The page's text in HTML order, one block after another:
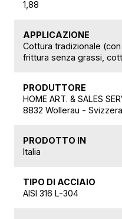
1,88
APPLICAZIONE
Cottura tradizionale
frittura senza grassi,
PRODUTTORE
HOME ART. & SALES
8832 Wollerau - Svizzera
PRODOTTO IN
Italia
TIPO DI ACCIAIO
AISI 316 L-304